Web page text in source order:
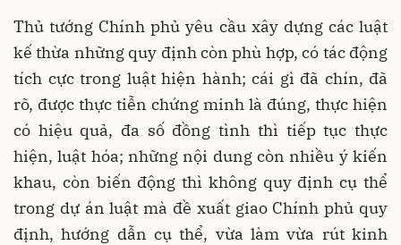
Thủ tướng Chính phủ yêu cầu xây dựng các luật
kế thừa những quy định còn phù hợp, có tác động
tích cực trong luật hiện hành; cái gì đã chín, đã
rõ, được thực tiễn chứng minh là đúng, thực hiện
có hiệu quả, đa số đồng tình thì tiếp tục thực
hiện, luật hóa; những nội dung còn nhiều ý kiến
khau, còn biến động thì không quy định cụ thể
trong dự án luật mà đề xuất giao Chính phủ quy
định, hướng dẫn cụ thể, vừa làm vừa rút kinh